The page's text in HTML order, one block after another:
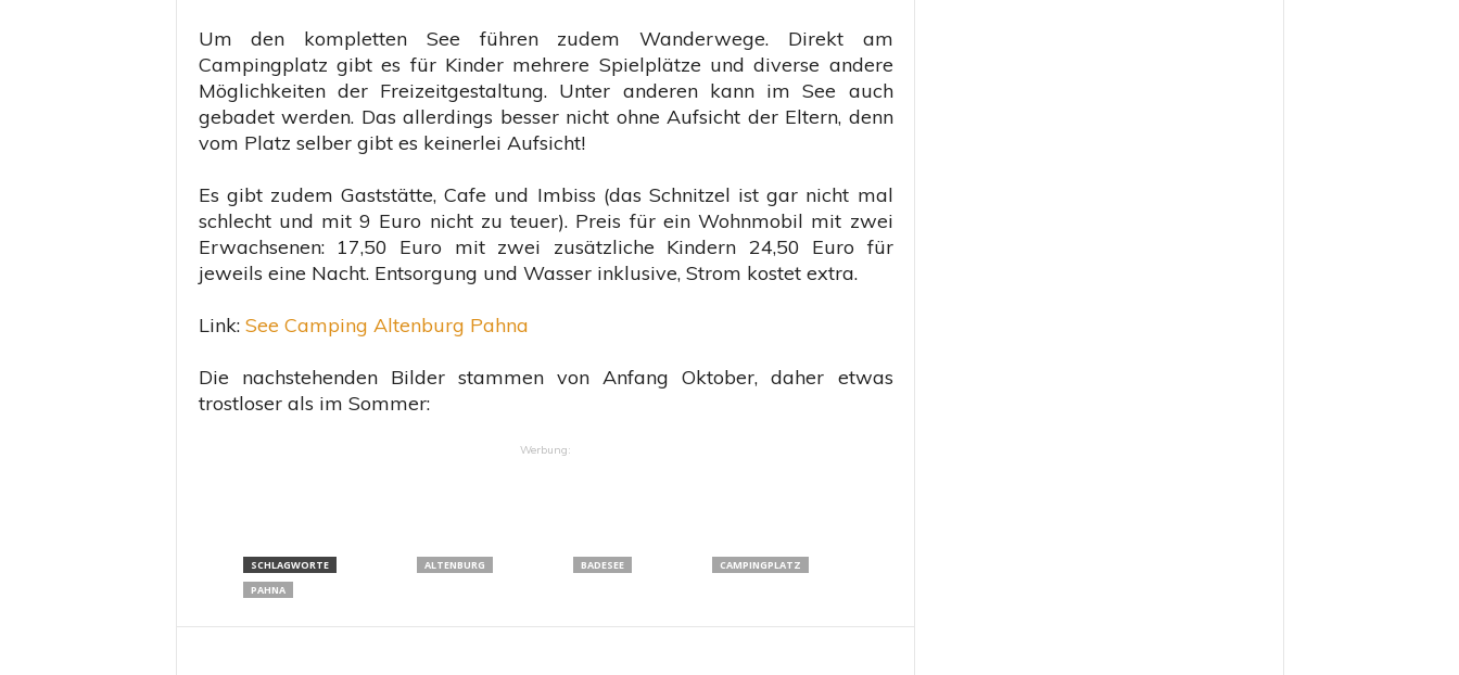
Um den kompletten See führen zudem Wanderwege. Direkt am
Campingplatz gibt es für Kinder mehrere Spielplätze und diverse andere
Möglichkeiten der Freizeitgestaltung. Unter anderen kann im See auch
gebadet werden. Das allerdings besser nicht ohne Aufsicht der Eltern, denn
vom Platz selber gibt es keinerlei Aufsicht!
Es gibt zudem Gaststätte, Cafe und Imbiss (das Schnitzel ist gar nicht mal
schlecht und mit 9 Euro nicht zu teuer). Preis für ein Wohnmobil mit zwei
Erwachsenen: 17,50 Euro mit zwei zusätzliche Kindern 24,50 Euro für
jeweils eine Nacht. Entsorgung und Wasser inklusive, Strom kostet extra.
Link: See Camping Altenburg Pahna
Die nachstehenden Bilder stammen von Anfang Oktober, daher etwas
trostloser als im Sommer:
Werbung:
SCHLAGWORTE ALTENBURG BADESEE
CAMPINGPLATZ
PAHNA